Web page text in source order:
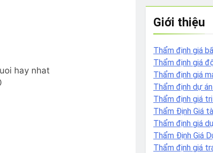
Giới thiệu
Thẩm định giá
Thẩm định giá
Thẩm định giá
Thẩm định dự
Thẩm định giá
Thẩm Định Giá
Thẩm định giá
Thẩm Định Giá
Thẩm định giá